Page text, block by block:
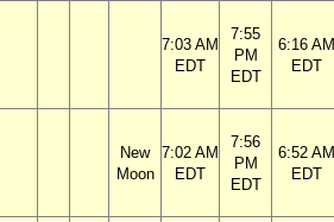
7:03 AM
EDT
7:55
PM
EDT
6:16 AM
EDT
New
Moon
7:02 AM
EDT
7:56
PM
EDT
6:52 AM
EDT